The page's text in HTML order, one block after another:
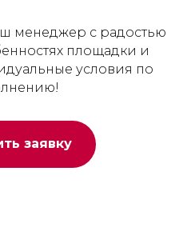
менеджер с радостью
площадки и
условия по
заявку